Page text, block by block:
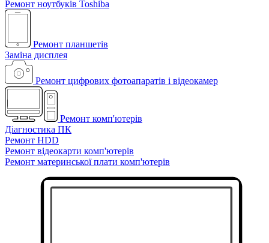
Ремонт ноутбуків Toshiba
Ремонт планшетів
Заміна дисплея
Ремонт цифрових фотоапаратів і відеокамер
Ремонт комп'ютерів
Діагностика ПК
Ремонт HDD
Ремонт відеокарти комп'ютерів
Ремонт материнської плати комп'ютерів